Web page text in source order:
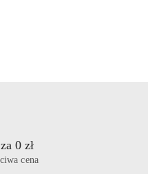
0 zł
cena